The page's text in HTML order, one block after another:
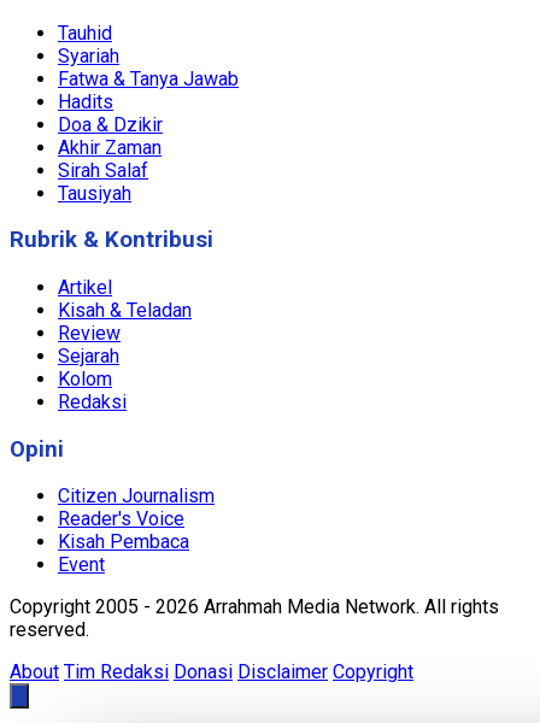
Tauhid
Syariah
Fatwa & Tanya Jawab
Hadits
Doa & Dzikir
Akhir Zaman
Sirah Salaf
Tausiyah
Rubrik & Kontribusi
Artikel
Kisah & Teladan
Review
Sejarah
Kolom
Redaksi
Opini
Citizen Journalism
Reader's Voice
Kisah Pembaca
Event
Copyright 2005 - 2026 Arrahmah Media Network. All rights
reserved.
About Tim Redaksi Donasi Disclaimer Copyright